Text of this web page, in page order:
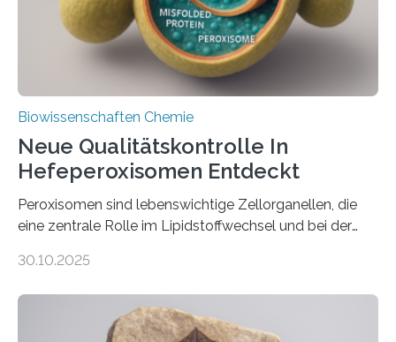
Biowissenschaften Chemie
Neue Qualitätskontrolle In
Hefeperoxisomen Entdeckt
Peroxisomen sind lebenswichtige Zellorganellen, die
eine zentrale Rolle im Lipidstoffwechsel und bei der
erfüllen können, müssen zahlreiche Enzyme präzise in
der Ruhr-Universität Bochum um Prof. Dr. Ralf Erdmann
und Dr. Ismaila Francis Yusuf hat nun einen bislang
30.10.2025